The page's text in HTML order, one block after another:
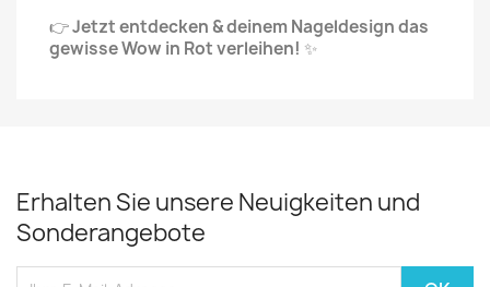
👉Jetzt entdecken & deinem Nageldesign das
gewisse Wow in Rot verleihen! ✨
Erhalten Sie unsere Neuigkeiten und
Sonderangebote